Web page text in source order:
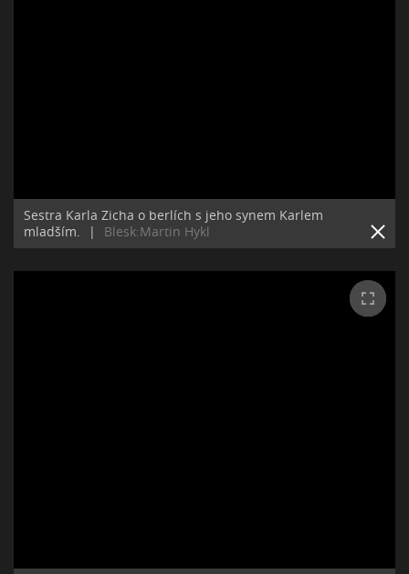
Sestra Karla Zicha o berlích s jeho synem Karlem
mladším.
| Blesk:Martin Hykl